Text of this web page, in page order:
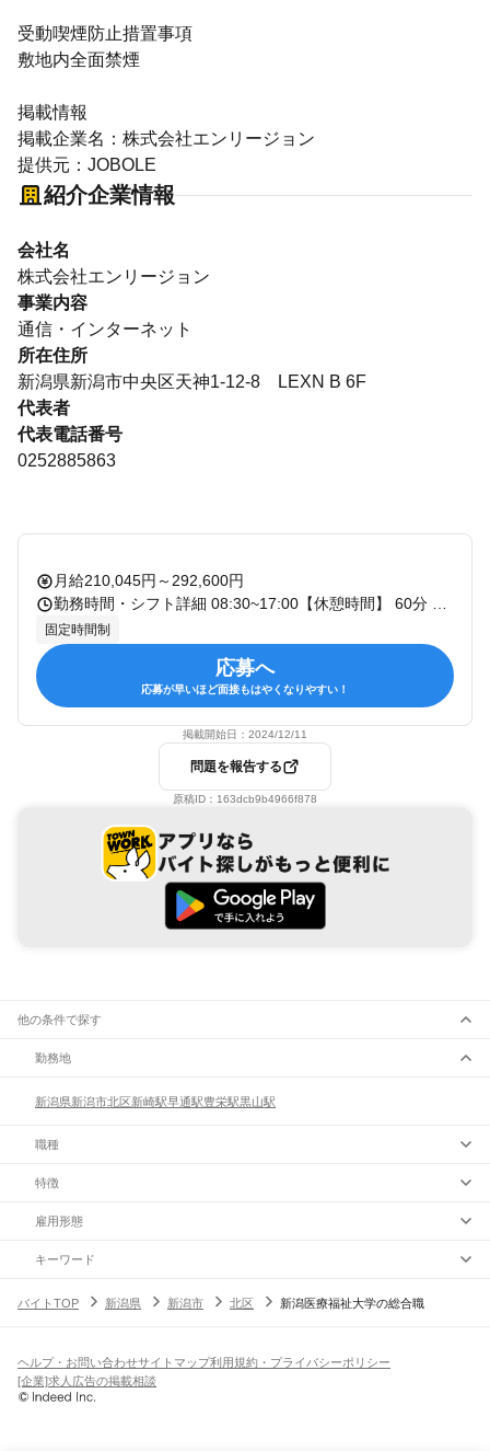
受動喫煙防止措置事項
敷地内全面禁煙
掲載情報
掲載企業名：株式会社エンリージョン
提供元：JOBOLE
紹介企業情報
会社名
株式会社エンリージョン
事業内容
通信・インターネット
所在住所
新潟県新潟市中央区天神1-12-8 LEXN B 6F
代表者
代表電話番号
0252885863
月給210,045円～292,600円
固定時間制
応募へ
応募が早いほど面接もはやくなりやすい！
掲載開始日： 2024/12/11
問題を報告する
原稿ID： 163dcb9b4966f878
他の条件で探す
勤務地
新潟県新潟市北区新崎駅早通駅豊栄駅黒山駅
職種
特徴
雇用形態
キーワード
バイトTOP 新潟県 新潟市 北区 新潟医療福祉大学の総合職
ヘルプ・お問い合わせサイトマップ利用規約・プライバシーポリシー
[企業]求人広告の掲載相談